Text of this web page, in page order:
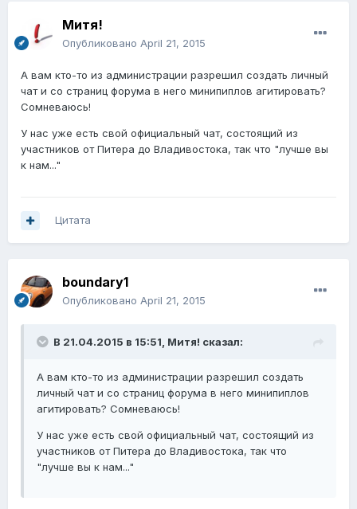
Митя!
Опубликовано April 21, 2015
А вам кто-то из администрации разрешил создать личный
чат и со страниц форума в него минипиплов агитировать?
Сомневаюсь!
У нас уже есть свой официальный чат, состоящий из
участников от Питера до Владивостока, так что "лучше вы
к нам..."
Цитата
boundary1
Опубликовано April 21, 2015
В 21.04.2015 в 15:51, Митя! сказал:
А вам кто-то из администрации разрешил создать
личный чат и со страниц форума в него минипиплов
агитировать? Сомневаюсь!
У нас уже есть свой официальный чат, состоящий из
участников от Питера до Владивостока, так что
"лучше вы к нам..."